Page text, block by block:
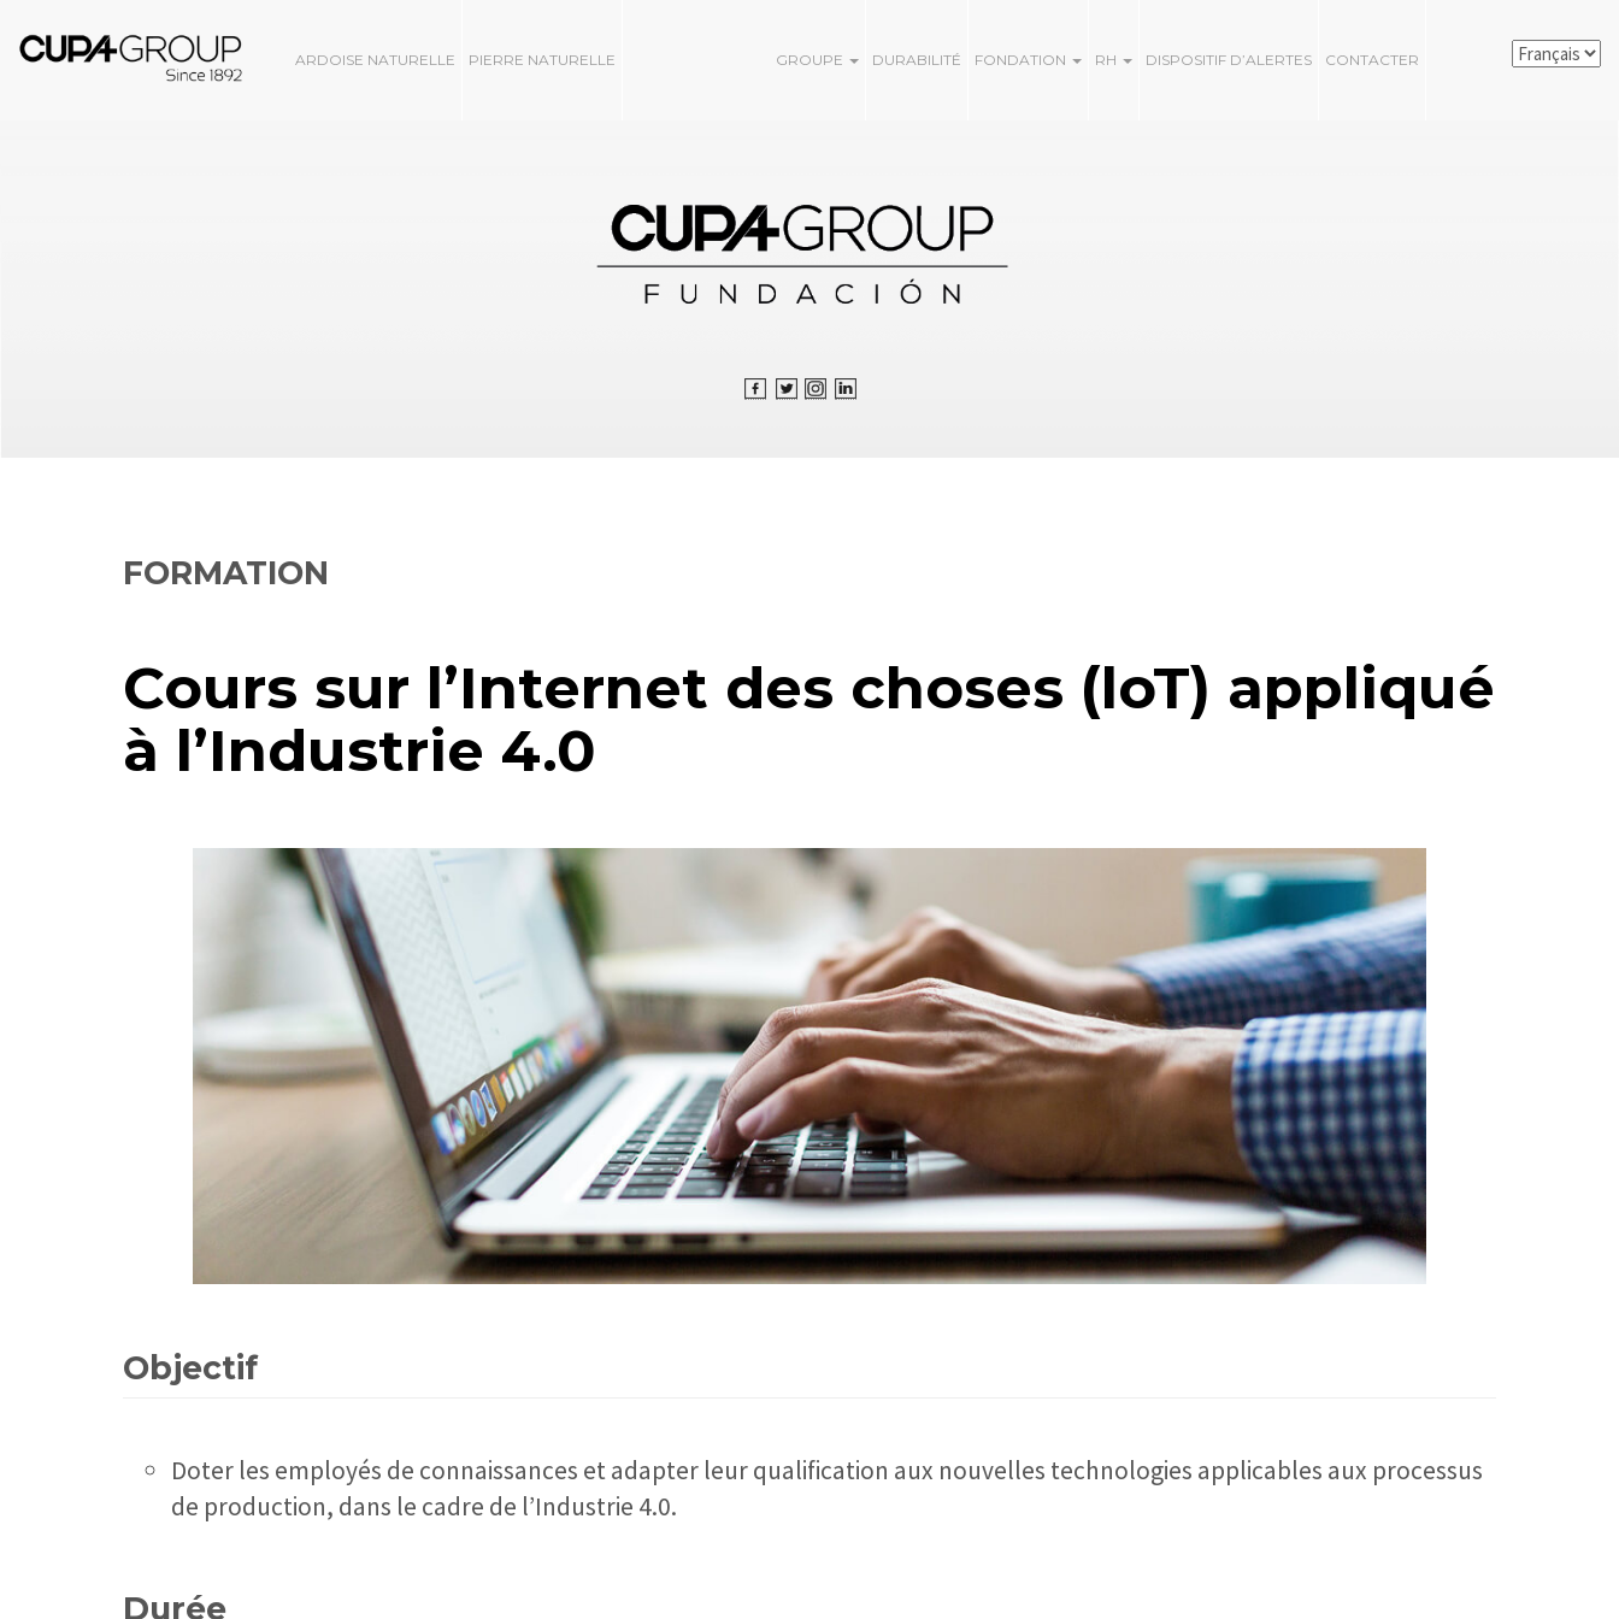
ARDOISE NATURELLE PIERRE NATURELLE GROUPE DURABILITÉ FONDATION RH DISPOSITIF D’ALERTES CONTACTER
FORMATION
Cours sur l’Internet des choses (loT) appliqué
à l’Industrie 4.0
Objectif
Doter les employés de connaissances et adapter leur qualification aux nouvelles technologies applicables aux processus
de production, dans le cadre de l’Industrie 4.0.
Durée